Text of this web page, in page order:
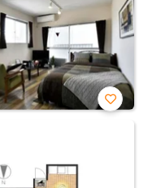
お気